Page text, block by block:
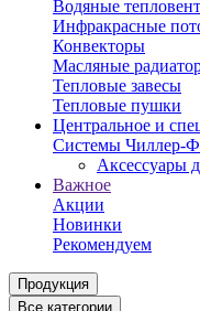
Водяные
Инфракрасные
Конвекторы
Масляные
Тепловые завесы
Тепловые пушки
Центральное и
Системы Чиллер-
Аксессуары
Важное
Акции
Новинки
Рекомендуем
Продукция
Все категории